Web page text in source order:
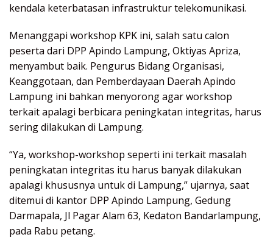
kendala keterbatasan infrastruktur telekomunikasi.
Menanggapi workshop KPK ini, salah satu calon
peserta dari DPP Apindo Lampung, Oktiyas Apriza,
menyambut baik. Pengurus Bidang Organisasi,
Keanggotaan, dan Pemberdayaan Daerah Apindo
Lampung ini bahkan menyorong agar workshop
terkait apalagi berbicara peningkatan integritas, harus
sering dilakukan di Lampung.
“Ya, workshop-workshop seperti ini terkait masalah
peningkatan integritas itu harus banyak dilakukan
apalagi khususnya untuk di Lampung,” ujarnya, saat
ditemui di kantor DPP Apindo Lampung, Gedung
Darmapala, Jl Pagar Alam 63, Kedaton Bandarlampung,
pada Rabu petang.